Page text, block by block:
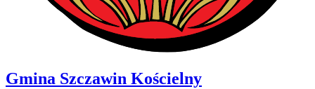
Gmina Szczawin Kościelny